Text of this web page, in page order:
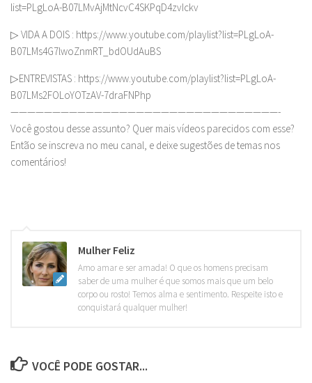
list=PLgLoA-B07LMvAjMtNcvC4SKPqD4zvIckv
▷ VIDA A DOIS : https://www.youtube.com/playlist?list=PLgLoA-
B07LMs4G7lwoZnmRT_bdOUdAuBS
▷ENTREVISTAS : https://www.youtube.com/playlist?list=PLgLoA-
B07LMs2FOLoYOTzAV-7draFNPhp
————————————————————————————————-
Você gostou desse assunto? Quer mais vídeos parecidos com esse?
Então se inscreva no meu canal, e deixe sugestões de temas nos
comentários!
Mulher Feliz
Amo amar e ser amada! O que os homens precisam
saber de uma mulher é que somos mais que um belo
corpo ou rosto! Temos alma e sentimento. Respeite isto e
conquistará qualquer mulher!
VOCÊ PODE GOSTAR...